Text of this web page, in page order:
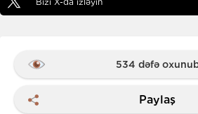
534 dəfə
Paylaş